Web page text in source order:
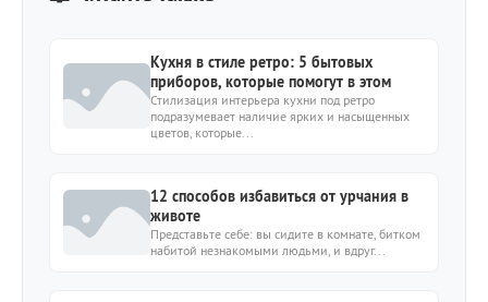
Кухня в стиле ретро: 5 бытовых
приборов, которые помогут в этом
Стилизация интерьера кухни под ретро
подразумевает наличие ярких и насыщенных
цветов, которые...
12 способов избавиться от урчания в
животе
Представьте себе: вы сидите в комнате, битком
набитой незнакомыми людьми, и вдруг...